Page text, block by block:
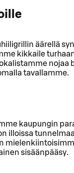
äärellä
kikkaile
nojaa
tavallamme.​
kaupungin
illoissa
sisäänpääsy.​